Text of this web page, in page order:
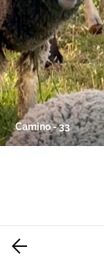
Camino - 33